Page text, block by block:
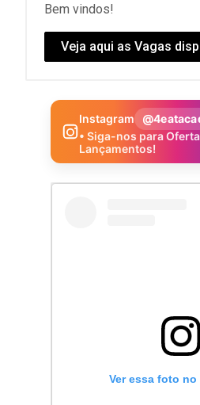
Bem vindos!
Veja aqui as Vagas
Instagram
• Siga-nos para
Lançamentos!
Ver essa foto no